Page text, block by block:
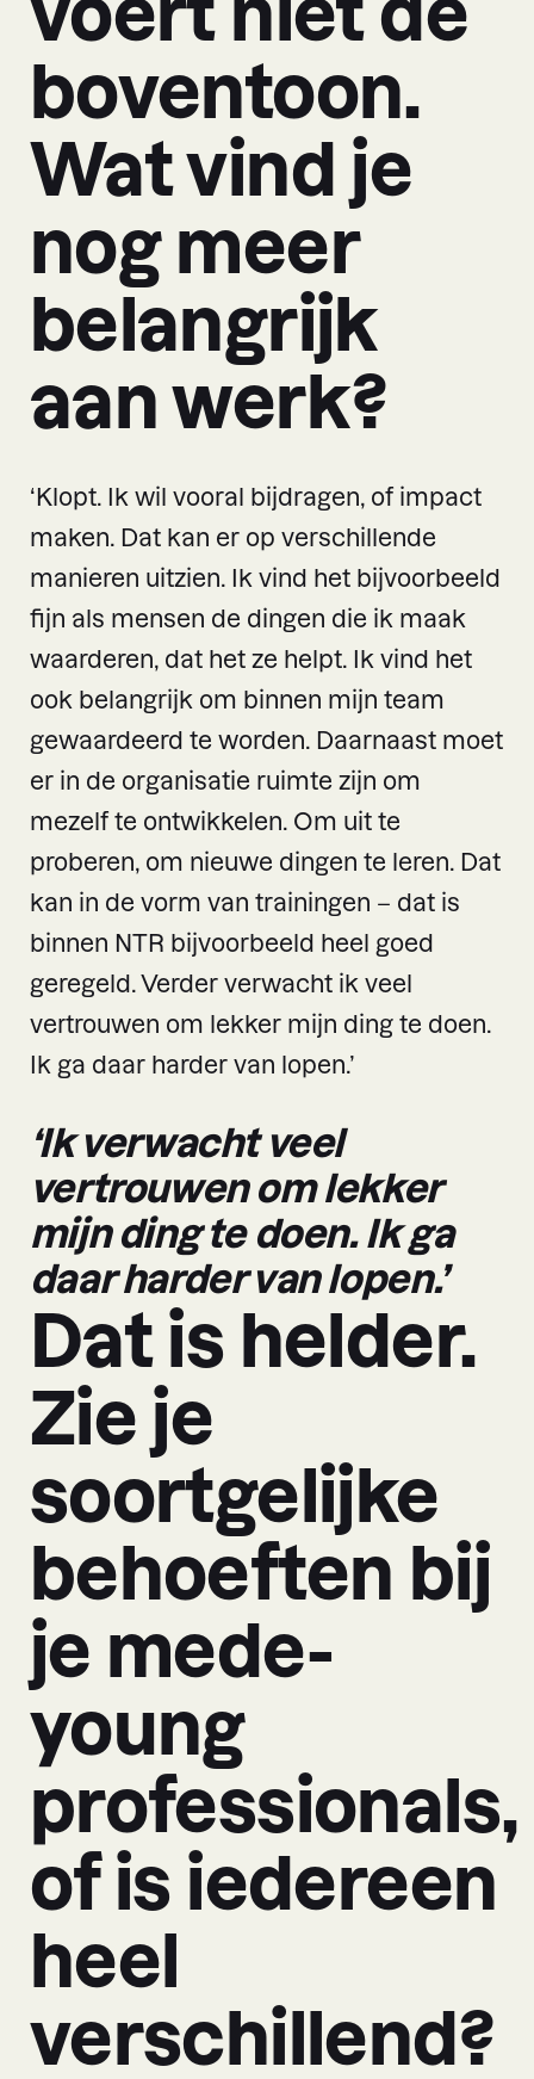
boventoon.
Wat vind je
nog meer
belangrijk
aan werk?
‘Klopt. Ik wil vooral bijdragen, of impact
maken. Dat kan er op verschillende
manieren uitzien. Ik vind het bijvoorbeeld
fijn als mensen de dingen die ik maak
waarderen, dat het ze helpt. Ik vind het
ook belangrijk om binnen mijn team
gewaardeerd te worden. Daarnaast moet
er in de organisatie ruimte zijn om
mezelf te ontwikkelen. Om uit te
proberen, om nieuwe dingen te leren. Dat
kan in de vorm van trainingen – dat is
binnen NTR bijvoorbeeld heel goed
geregeld. Verder verwacht ik veel
vertrouwen om lekker mijn ding te doen.
Ik ga daar harder van lopen.’
‘Ik verwacht veel
vertrouwen om lekker
mijn ding te doen. Ik ga
daar harder van lopen.’
Dat is helder.
Zie je
soortgelijke
behoeften bij
je mede-
young
professionals,
of is iedereen
heel
verschillend?